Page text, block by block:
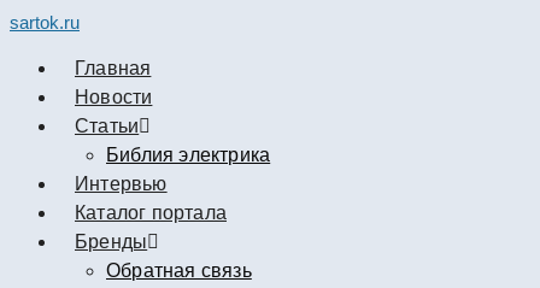
sartok.ru
Главная
Новости
Cтатьи
Библия электрика
Интервью
Каталог портала
Бренды
Обратная связь